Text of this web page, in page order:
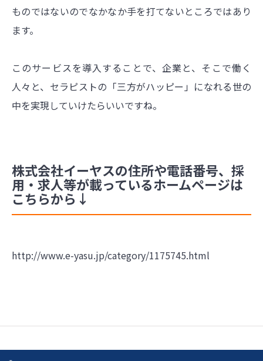
ものではないのでなかなか手を打てないところではあり
ます。
このサービスを導入することで、企業と、そこで働く
人々と、セラピストの「三方がハッピー」になれる世の
中を実現していけたらいいですね。
株式会社イーヤスの住所や電話番号、採
用・求人等が載っているホームページは
こちらから↓
http://www.e-yasu.jp/category/1175745.html